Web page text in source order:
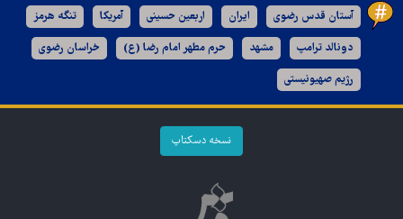
آستان قدس رضوی ایران اربعین حسینی آمریکا تنگه هرمز
دونالد ترامپ مشهد حرم مطهر امام رضا (ع) خراسان رضوی
رژیم صهیونیستی
نسخه دسکتاپ